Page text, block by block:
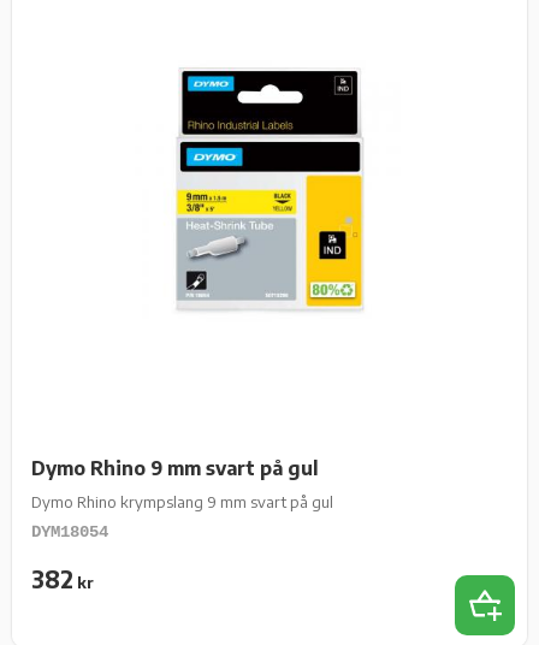
Dymo Rhino 9 mm svart på gul
Dymo Rhino krympslang 9 mm svart på gul
DYM18054
382 kr